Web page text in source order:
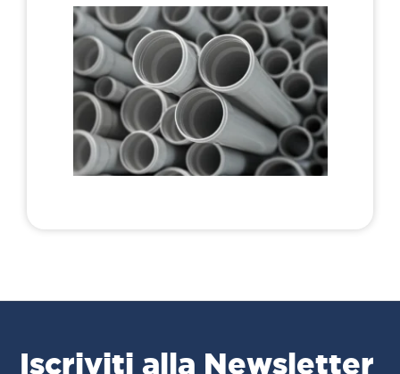
Iscriviti alla Newsletter